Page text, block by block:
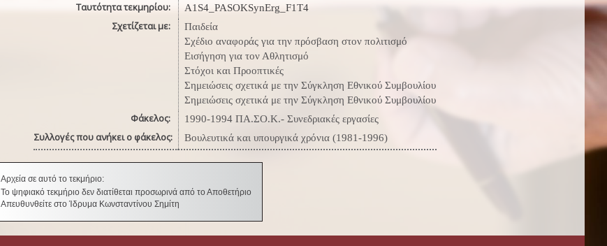
Ταυτότητα τεκμηρίου: A1S4_PASOKSynErg_F1T4
Σχετίζεται με:
Παιδεία
Σχέδιο αναφοράς για την πρόσβαση στον πολιτισμό
Εισήγηση για τον Αθλητισμό
Στόχοι και Προοπτικές
Σημειώσεις σχετικά με την Σύγκληση Εθνικού Συμβουλίου
Σημειώσεις σχετικά με την Σύγκληση Εθνικού Συμβουλίου
Φάκελος: 1990-1994 ΠΑ.ΣΟ.Κ.- Συνεδριακές εργασίες
Συλλογές που ανήκει ο φάκελος: Βουλευτικά και υπουργικά χρόνια (1981-1996)
Αρχεία σε αυτό το τεκμήριο:
Το ψηφιακό τεκμήριο δεν διατίθεται προσωρινά από το Αποθετήριο
Απευθυνθείτε στο Ίδρυμα Κωνσταντίνου Σημίτη